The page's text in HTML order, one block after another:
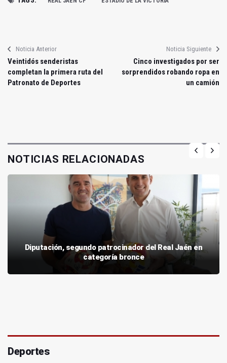
Noticia Anterior
Veintidós senderistas
completan la primera ruta del
Patronato de Deportes
Noticia Siguiente
Cinco investigados por ser
sorprendidos robando ropa en
un camión
NOTICIAS RELACIONADAS
Diputación, segundo patrocinador del Real Jaén en
categoría bronce
Deportes